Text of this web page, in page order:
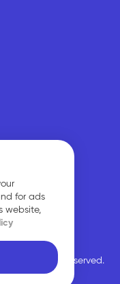
for ads
website,
All rights reserved.